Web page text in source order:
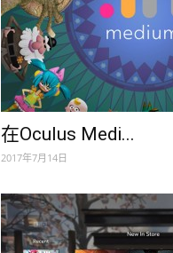
在Oculus Medi...
2017年7月14日